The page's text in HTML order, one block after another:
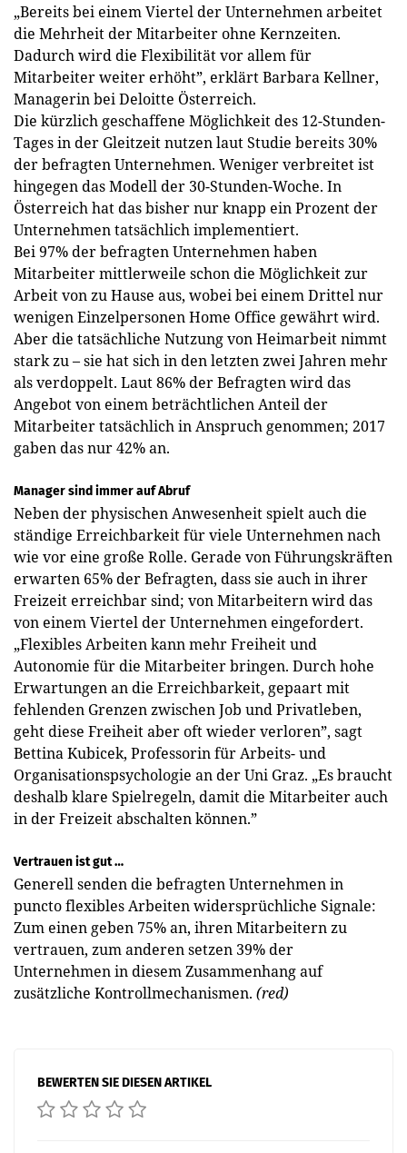
„Bereits bei einem Viertel der Unternehmen arbeitet
die Mehrheit der Mitarbeiter ohne Kernzeiten.
Dadurch wird die Flexibilität vor allem für
Mitarbeiter weiter erhöht”, erklärt Barbara Kellner,
Managerin bei Deloitte Österreich.
Die kürzlich geschaffene Möglichkeit des 12-Stunden-
Tages in der Gleitzeit nutzen laut Studie bereits 30%
der befragten Unternehmen. Weniger verbreitet ist
hingegen das Modell der 30-Stunden-Woche. In
Österreich hat das bisher nur knapp ein Prozent der
Unternehmen tatsächlich implementiert.
Bei 97% der befragten Unternehmen haben
Mitarbeiter mittlerweile schon die Möglichkeit zur
Arbeit von zu Hause aus, wobei bei einem Drittel nur
wenigen Einzelpersonen Home Office gewährt wird.
Aber die tatsächliche Nutzung von Heimarbeit nimmt
stark zu – sie hat sich in den letzten zwei Jahren mehr
als verdoppelt. Laut 86% der Befragten wird das
Angebot von einem beträchtlichen Anteil der
Mitarbeiter tatsächlich in Anspruch genommen; 2017
gaben das nur 42% an.
Manager sind immer auf Abruf
Neben der physischen Anwesenheit spielt auch die
ständige Erreichbarkeit für viele Unternehmen nach
wie vor eine große Rolle. Gerade von Führungskräften
erwarten 65% der Befragten, dass sie auch in ihrer
Freizeit erreichbar sind; von Mitarbeitern wird das
von einem Viertel der Unternehmen eingefordert.
„Flexibles Arbeiten kann mehr Freiheit und
Autonomie für die Mitarbeiter bringen. Durch hohe
Erwartungen an die Erreichbarkeit, gepaart mit
fehlenden Grenzen zwischen Job und Privatleben,
geht diese Freiheit aber oft wieder verloren”, sagt
Bettina Kubicek, Professorin für Arbeits- und
Organisationspsychologie an der Uni Graz. „Es braucht
deshalb klare Spielregeln, damit die Mitarbeiter auch
in der Freizeit abschalten können.”
Vertrauen ist gut …
Generell senden die befragten Unternehmen in
puncto ­flexibles Arbeiten widersprüchliche Signale:
Zum einen geben 75% an, ihren Mitarbeitern zu
vertrauen, zum anderen setzen 39% der
Unternehmen in diesem Zusammenhang auf
zusätzliche Kontrollmechanismen. (red)
BEWERTEN SIE DIESEN ARTIKEL